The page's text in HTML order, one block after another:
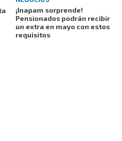
¡Inapam sorprende!
Pensionados podrán recibir
un extra en mayo con estos
requisitos